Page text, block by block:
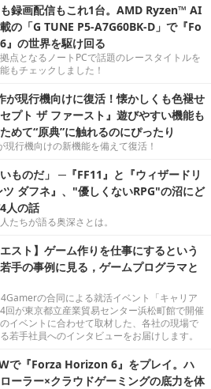
録画配信もこれ1台。AMD Ryzen™ AI
の「G TUNE P5-A7G60BK-D」で『Fo
の世界を駆け回る
点となるノートPCで話題のレースタイトルを
もチェックしました！
が現行機向けに復活！懐かしくも色褪せ
プト ザ ファースト』遊びやすい機能も
めて“原典”に触れるのにぴったり
現行機向けの新機能を備えて復活！
いものだ」 ─『FF11』と『ウィザードリ
ツ ダフネ』、"優しくないRPG"の沼にど
人の話
たちが語る奥深さとは。
エスト】ゲーム作りを仕事にするという
手の事例に見る，ゲームプログラマと
の合同による就活イベント「キャリア
回が東京都立産業貿易センター浜松町館で開催
イベントに合わせて取材した、各社の現場で
若手社員へのインタビューをお届けします。
で『Forza Horizon 6』をプレイ。ハ
ーラー×クラウドゲーミングの底力を体